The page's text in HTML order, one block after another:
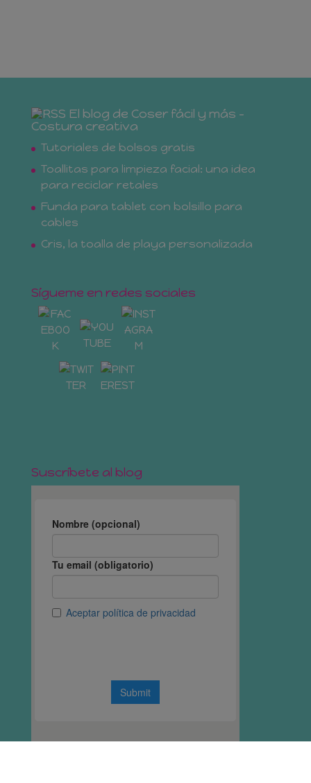
El blog de Coser fácil y más –
Costura creativa
Tutoriales de bolsos gratis
Toallitas para limpieza facial: una idea
para reciclar retales
Funda para tablet con bolsillo para
cables
Cris, la toalla de playa personalizada
Sígueme en redes sociales
Suscríbete al blog